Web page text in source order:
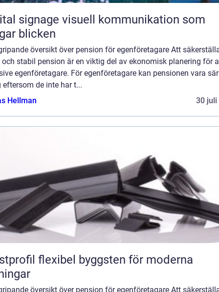
visuell kommunikation som
blicken
översikt över pension för egenföretagare Att
och stabil pension är en viktig del av ekonomisk planering för
egenföretagare. För egenföretagare kan pensionen vara
eftersom de inte har t...
Hellman
30 juli
byggsten för moderna
översikt över pension för egenföretagare Att